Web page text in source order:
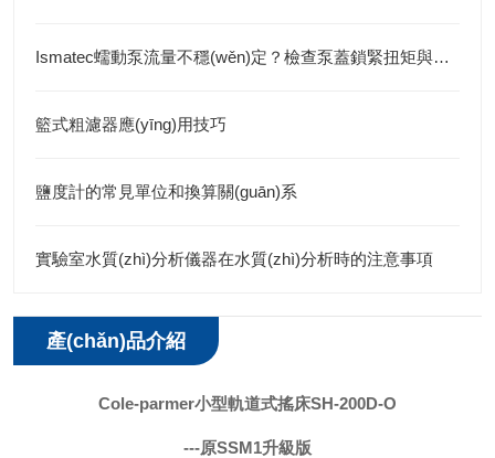
Ismatec蠕動泵流量不穩(wěn)定？檢查泵蓋鎖緊扭矩與管壁回彈力
籃式粗濾器應(yīng)用技巧
鹽度計的常見單位和換算關(guān)系
實驗室水質(zhì)分析儀器在水質(zhì)分析時的注意事項
產(chǎn)品介紹
Cole-parmer小型軌道式搖床SH-200D-O
---原SSM1升級版